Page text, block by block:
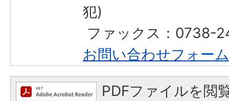
犯)
ファックス：0738-
お問い合わせフォーム
PDFファイルを閲